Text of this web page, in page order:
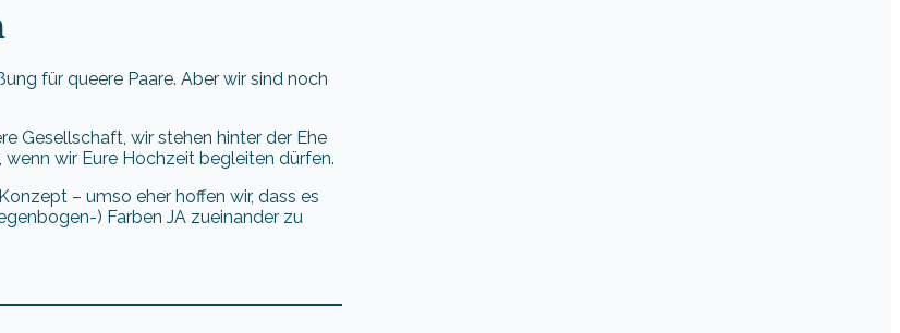
für queere Paare. Aber wir sind noch
Gesellschaft, wir stehen hinter der Ehe
wir Eure Hochzeit begleiten dürfen.
– umso eher hoffen wir, dass es
) Farben JA zueinander zu